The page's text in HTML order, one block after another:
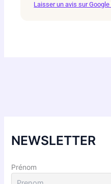
Laisser un avis sur Google
NEWSLETTER
Prénom